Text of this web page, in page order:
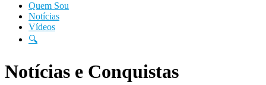
Quem Sou
Notícias
Vídeos
🔍
Notícias e Conquistas